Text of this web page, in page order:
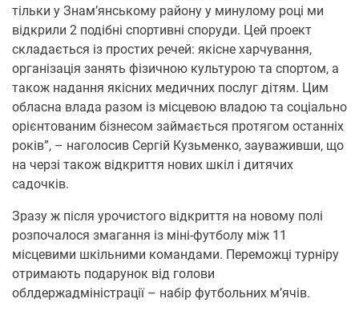
тільки у Знам’янському району у минулому році ми
відкрили 2 подібні спортивні споруди. Цей проект
складається із простих речей: якісне харчування,
організація занять фізичною культурою та спортом, а
також надання якісних медичних послуг дітям. Цим
обласна влада разом із місцевою владою та соціально
орієнтованим бізнесом займається протягом останніх
років”, – наголосив Сергій Кузьменко, зауваживши, що
на черзі також відкриття нових шкіл і дитячих
садочків.
Зразу ж після урочистого відкриття на новому полі
розпочалося змагання із міні-футболу між 11
місцевими шкільними командами. Переможці турніру
отримають подарунок від голови
облдержадміністрації – набір футбольних м’ячів.